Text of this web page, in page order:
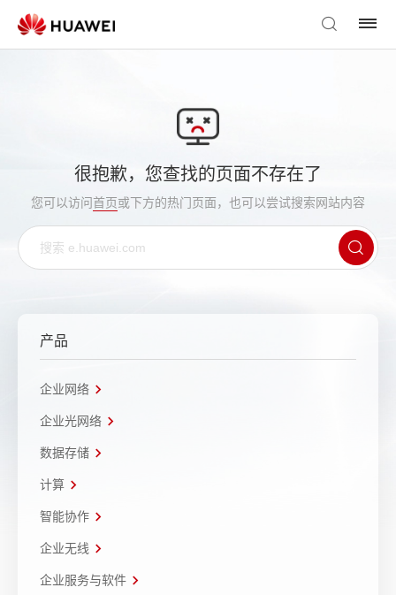
很抱歉，您查找的页面不存在了
您可以访问首页或下方的热门页面，也可以尝试搜索网站内容
产品
企业网络
企业光网络
数据存储
计算
智能协作
企业无线
企业服务与软件